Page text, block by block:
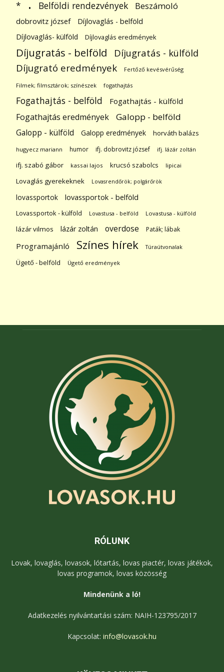
* Belföldi rendezvények Beszámoló
dobrovitz józsef
Díjlovaglás - belföld
Díjlovaglás- külföld
Díjlovaglás eredmények
Díjugratás - belföld Díjugratás - külföld
Díjugrató eredmények Fertőző kevésvérűség
Filmek; filmsztárok; színészek fogathajtás
Fogathajtás - belföld Fogathajtás - külföld
Fogathajtás eredmények Galopp - belföld
Galopp - külföld Galopp eredmények horváth balázs
hugyecz mariann humor ifj. dobrovitz józsef ifj. lázár zoltán
ifj. szabó gábor kassai lajos krucsó szabolcs lipicai
Lovaglás gyerekeknek Lovasrendőrök; polgárőrök
lovassportok lovassportok - belföld
Lovassportok - külföld Lovastusa - belföld Lovastusa - külföld
lázár vilmos lázár zoltán overdose Paták; lábak
Programajánló Színes hírek Túraútvonalak
Ügető - belföld Ügető eredmények
RÓLUNK
Lovak, lovaglás, lovasok, lótartás, lovas piactér, lovas játékok,
lovas programok, lovas közösség
Mindenünk a ló!
Adatkezelés nyilvántartási szám: NAIH-123795/2017
Kapcsolat: info@lovasok.hu